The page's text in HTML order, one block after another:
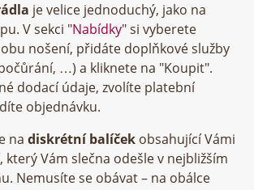
je velice jednoduchý, jako na
V sekci "Nabídky" si vyberete
nošení, přidáte doplňkové služby
…) a kliknete na "Koupit".
dodací údaje, zvolíte platební
objednávku.
na diskrétní balíček obsahující Vámi
který Vám slečna odešle v nejbližším
Nemusíte se obávat – na obálce